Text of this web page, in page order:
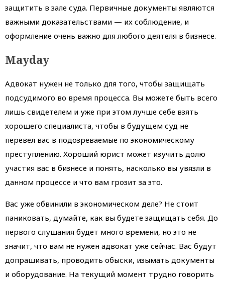
защитить в зале суда. Первичные документы являются
важными доказательствами — их соблюдение, и
оформление очень важно для любого деятеля в бизнесе.
Mayday
Адвокат нужен не только для того, чтобы защищать
подсудимого во время процесса. Вы можете быть всего
лишь свидетелем и уже при этом лучше себе взять
хорошего специалиста, чтобы в будущем суд не
перевел вас в подозреваемые по экономическому
преступлению. Хороший юрист может изучить долю
участия вас в бизнесе и понять, насколько вы увязли в
данном процессе и что вам грозит за это.
Вас уже обвинили в экономическом деле? Не стоит
паниковать, думайте, как вы будете защищать себя. До
первого слушания будет много времени, но это не
значит, что вам не нужен адвокат уже сейчас. Вас будут
допрашивать, проводить обыски, изымать документы
и оборудование. На текущий момент трудно говорить